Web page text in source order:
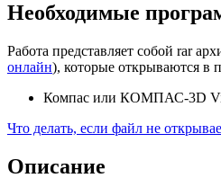
Необходимые
Работа представляет собой rar
онлайн), которые открываются в
Компас или КОМПАС-3D
Что делать, если файл не
Описание